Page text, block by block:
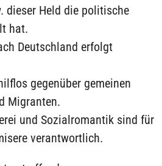
dieser Held die politische
hat.
Deutschland erfolgt
gegenüber gemeinen
Migranten.
und Sozialromantik sind für
verantwortlich.